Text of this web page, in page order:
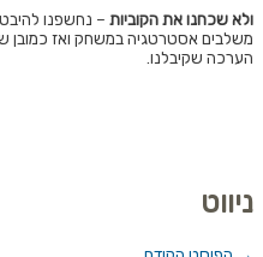
ולא שכחנו את הקוביות – נחשפנו
משלבים אסטרטגיה במשחק ואז כמובן
הערכה שקיבלנו.
ניווט